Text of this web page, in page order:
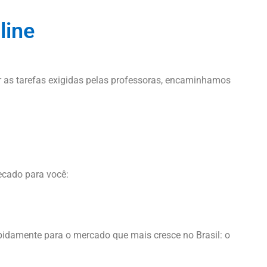
tarefas exigidas pelas professoras, encaminhamos
para você:
para o mercado que mais cresce no Brasil: o